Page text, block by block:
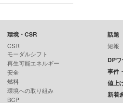
環境・CSR
CSR
モーダルシフト
再生可能エネルギー
安全
燃料
環境への取り組み
BCP
話題
短報
DP
事件
値上
新着